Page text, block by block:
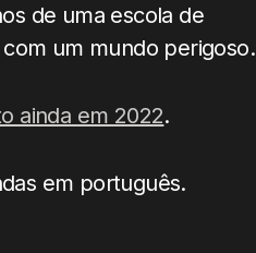
de uma escola de
um mundo perigoso.
ainda em 2022.
em português.